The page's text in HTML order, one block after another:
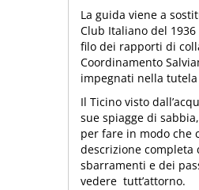
La guida viene a
Club Italiano del
filo dei rapporti di
Coordinamento
impegnati nella
Il Ticino visto
sue spiagge di
per fare in modo che
descrizione
sbarramenti e dei
vedere tutt’attorno.